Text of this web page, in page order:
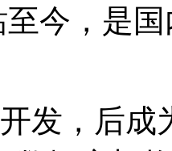
至今，是
发，后成